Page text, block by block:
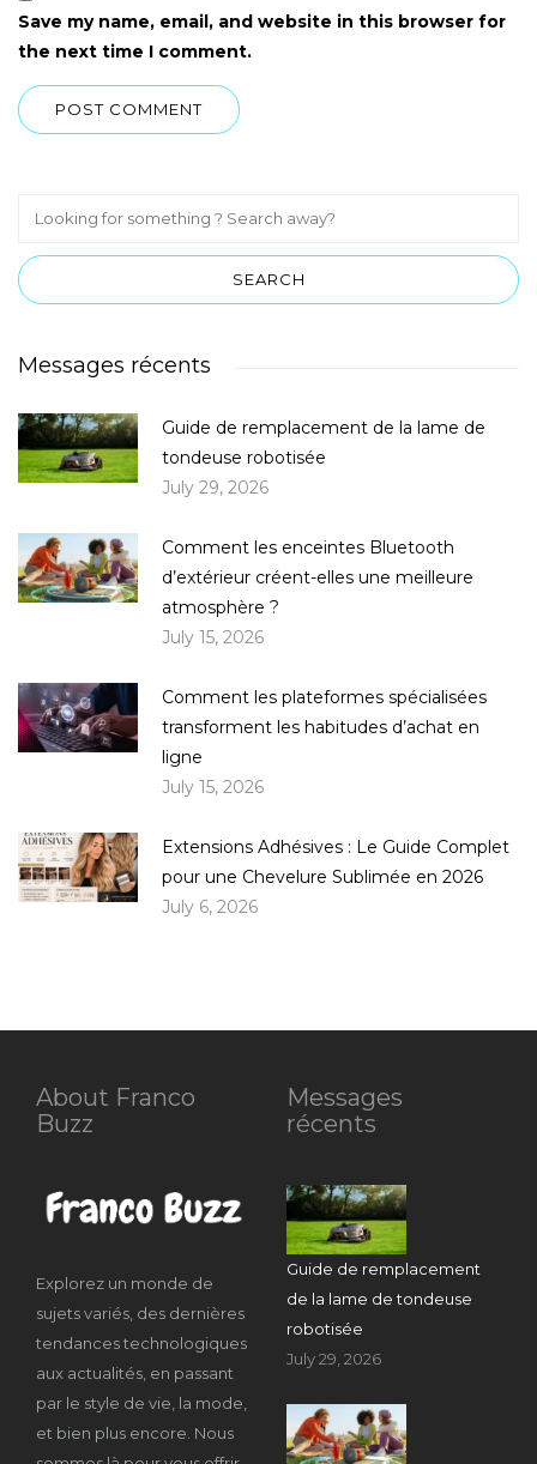
Save my name, email, and website in this browser for
the next time I comment.
Messages récents
Guide de remplacement de la lame de
tondeuse robotisée
July 29, 2026
Comment les enceintes Bluetooth
d’extérieur créent-elles une meilleure
atmosphère ?
July 15, 2026
Comment les plateformes spécialisées
transforment les habitudes d’achat en
ligne
July 15, 2026
Extensions Adhésives : Le Guide Complet
pour une Chevelure Sublimée en 2026
July 6, 2026
About Franco
Buzz
Explorez un monde de
sujets variés, des dernières
tendances technologiques
aux actualités, en passant
par le style de vie, la mode,
et bien plus encore. Nous
Messages
récents
Guide de remplacement
de la lame de tondeuse
robotisée
July 29, 2026